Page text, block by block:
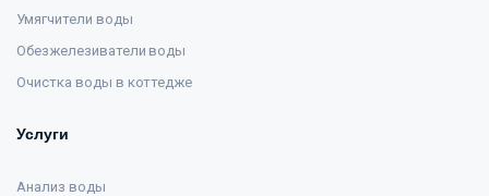
Умягчители воды
Обезжелезиватели воды
Очистка воды в коттедже
Услуги
Анализ воды